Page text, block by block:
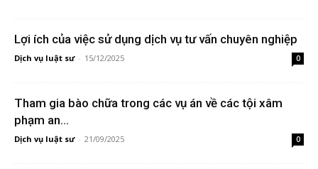
Lợi ích của việc sử dụng dịch vụ tư vấn chuyên nghiệp
Dịch vụ luật sư - 15/12/2025 0
Tham gia bào chữa trong các vụ án về các tội xâm
phạm an...
Dịch vụ luật sư - 21/09/2025 0